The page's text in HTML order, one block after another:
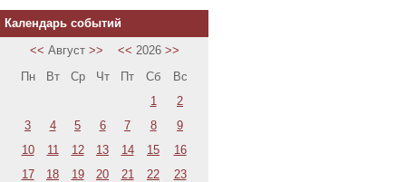
Календарь событий
<< Август >> << 2026 >>
Пн
Вт Ср Чт Пт Сб
Вс
1
2
3
4 5 6 7 8
9
10
11 12 13 14 15
16
17
18 19 20 21 22
23